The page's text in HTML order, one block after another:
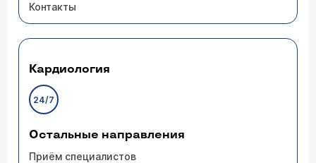
Контакты
Кардиология
24/7
Остальные направления
Приём специалистов